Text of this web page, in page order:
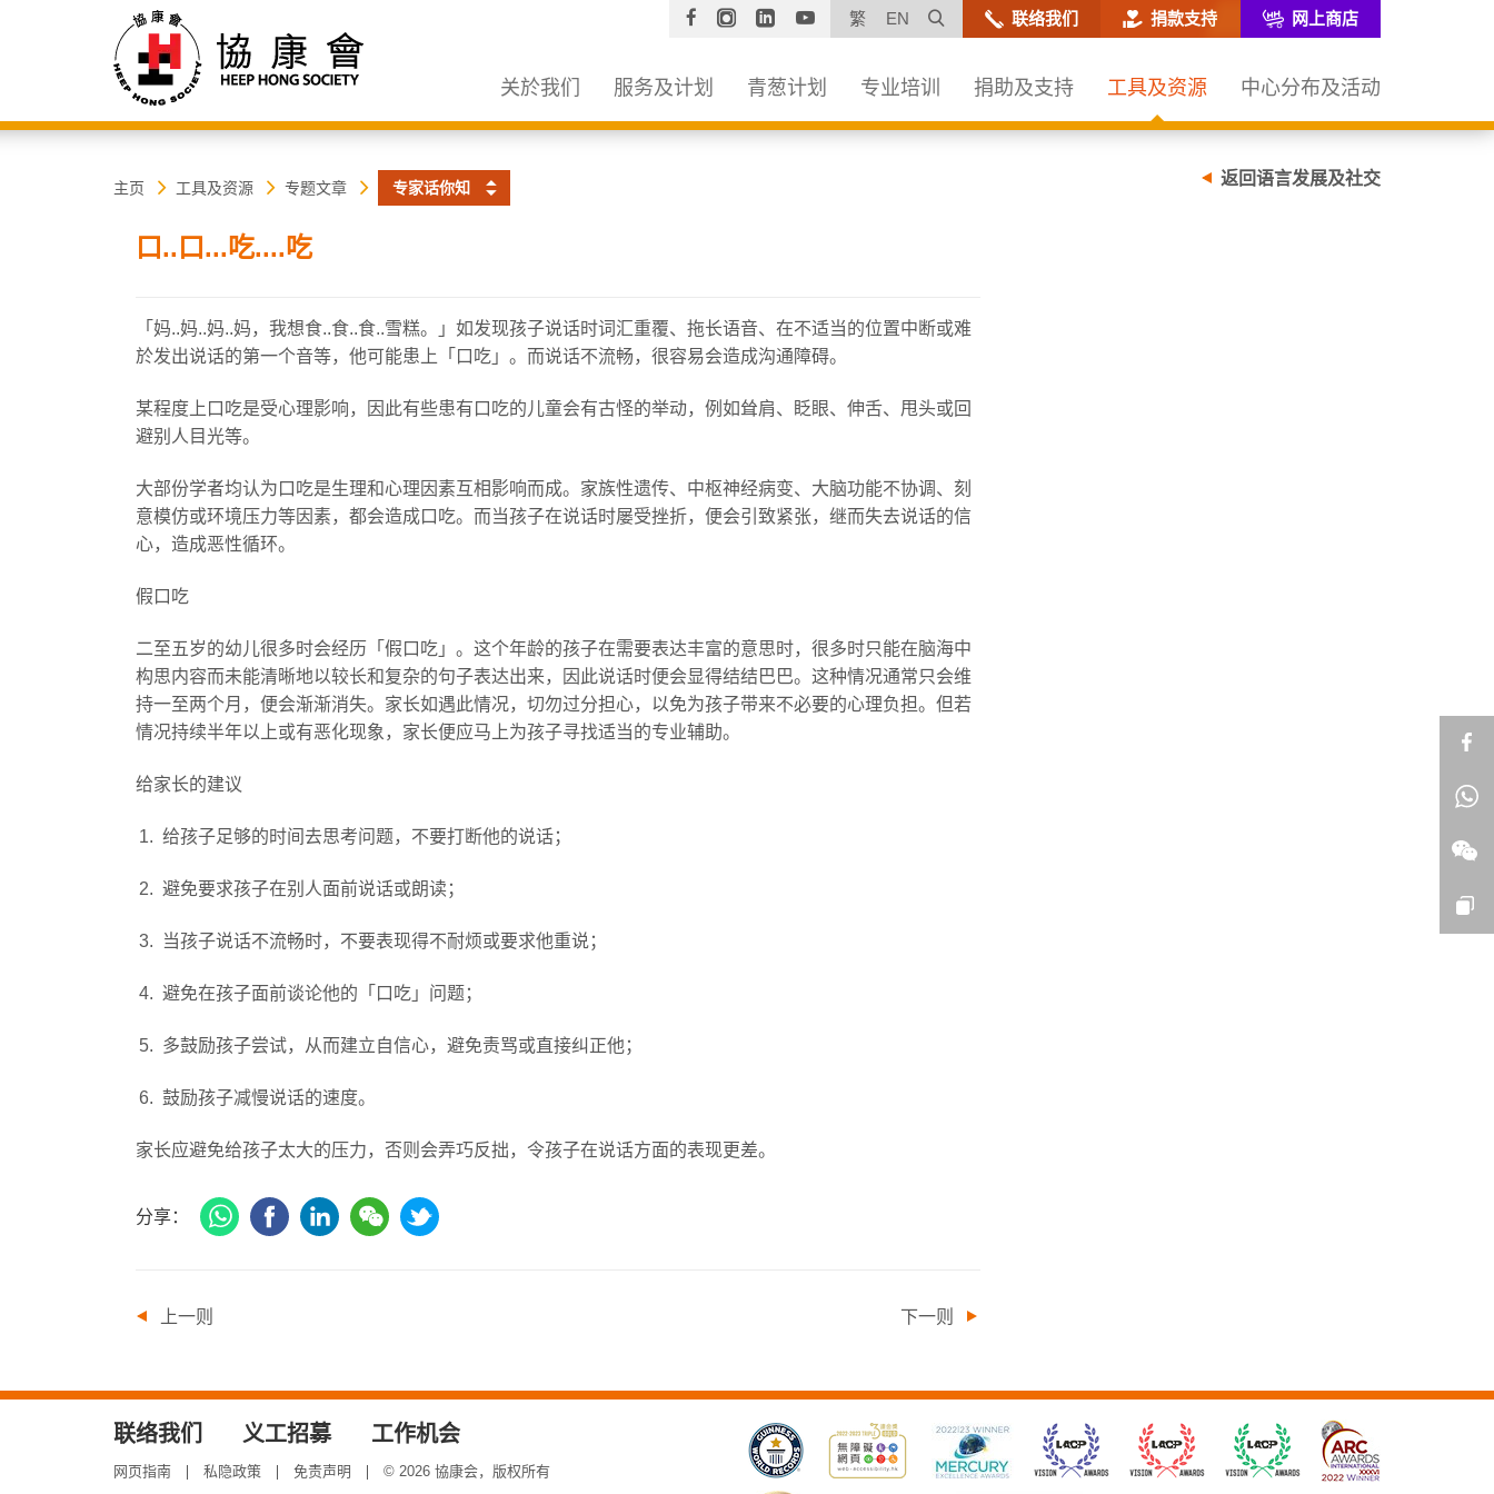
FacebookInstagram
LinkedinYouTube
繁 EN 打开网站搜寻框
联络我们 捐款支持 网上商店
关於我们 服务及计划 青葱计划 专业培训 捐助及支持 工具及资源 中心分布及活动
主页 工具及资源 专题文章 专家话你知
返回语言发展及社交
口..口...吃....吃
「妈..妈..妈..妈，我想食..食..食..雪糕。」如发现孩子说话时词汇重覆、拖长语音、在不适当的位置中断或难
於发出说话的第一个音等，他可能患上「口吃」。而说话不流畅，很容易会造成沟通障碍。
某程度上口吃是受心理影响，因此有些患有口吃的儿童会有古怪的举动，例如耸肩、眨眼、伸舌、甩头或回
避别人目光等。
大部份学者均认为口吃是生理和心理因素互相影响而成。家族性遗传、中枢神经病变、大脑功能不协调、刻
意模仿或环境压力等因素，都会造成口吃。而当孩子在说话时屡受挫折，便会引致紧张，继而失去说话的信
心，造成恶性循环。
假口吃
二至五岁的幼儿很多时会经历「假口吃」。这个年龄的孩子在需要表达丰富的意思时，很多时只能在脑海中
构思内容而未能清晰地以较长和复杂的句子表达出来，因此说话时便会显得结结巴巴。这种情况通常只会维
持一至两个月，便会渐渐消失。家长如遇此情况，切勿过分担心，以免为孩子带来不必要的心理负担。但若
情况持续半年以上或有恶化现象，家长便应马上为孩子寻找适当的专业辅助。
给家长的建议
给孩子足够的时间去思考问题，不要打断他的说话；
避免要求孩子在别人面前说话或朗读；
当孩子说话不流畅时，不要表现得不耐烦或要求他重说；
避免在孩子面前谈论他的「口吃」问题；
多鼓励孩子尝试，从而建立自信心，避免责骂或直接纠正他；
鼓励孩子减慢说话的速度。
家长应避免给孩子太大的压力，否则会弄巧反拙，令孩子在说话方面的表现更差。
分享： WhatsAppFacebook
领 微 推
上一则 下一则
联络我们 义工招募 工作机会
网页指南 私隐政策 免责声明 © 2026 協康会，版权所有